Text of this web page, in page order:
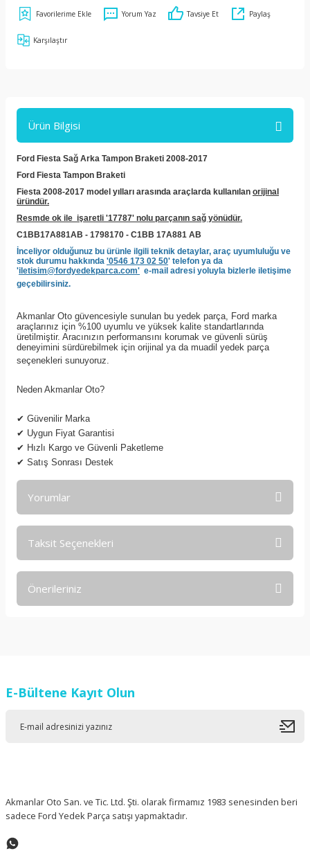
Yorum Yaz Tavsiye Et Paylaş
Karşılaştır
Ürün Bilgisi
Ford Fiesta Sağ Arka Tampon Braketi 2008-2017
Ford Fiesta Tampon Braketi
Fiesta 2008-2017 model yılları arasında araçlarda kullanılan orijinal
üründür.
Resmde ok ile işaretli '17787' nolu parçanın sağ yönüdür.
C1BB17A881AB - 1798170 - C1BB 17A881 AB
İnceliyor olduğunuz bu ürünle ilgili teknik detaylar, araç uyumluluğu ve
stok durumu hakkında '0546 173 02 50' telefon ya da
'iletisim@fordyedekparca.com' e-mail adresi yoluyla bizlerle iletişime
geçebilirsiniz.
Akmanlar Oto güvencesiyle sunulan bu yedek parça, Ford marka
araçlarınız için %100 uyumlu ve yüksek kalite standartlarında
üretilmiştir. Aracınızın performansını korumak ve güvenli sürüş
deneyimini sürdürebilmek için orijinal ya da muadil yedek parça
seçenekleri sunuyoruz.
Neden Akmanlar Oto?
✔ Güvenilir Marka
✔ Uygun Fiyat Garantisi
✔ Hızlı Kargo ve Güvenli Paketleme
✔ Satış Sonrası Destek
Yorumlar
Taksit Seçenekleri
Önerileriniz
Ürün resmi kalitesiz, bozuk veya görüntülenemiyor.
E-Bültene Kayıt Olun
Akmanlar Oto San. ve Tic. Ltd. Şti. olarak firmamız 1983 senesinden beri
sadece Ford Yedek Parça satışı yapmaktadır.